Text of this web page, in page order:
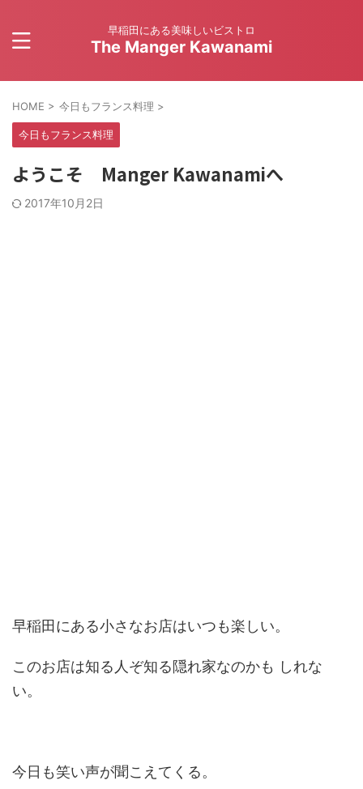
早稲田にある美味しいビストロ
The Manger Kawanami
HOME > 今日もフランス料理 >
今日もフランス料理
ようこそ Manger Kawanamiへ
2017年10月2日
早稲田にある小さなお店はいつも楽しい。
このお店は知る人ぞ知る隠れ家なのかも しれな
い。
今日も笑い声が聞こえてくる。